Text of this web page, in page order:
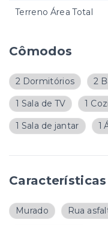
Cômodos
2 Dormitórios 2
1 Sala de TV 1
1 Sala de jantar 1
Características
Murado Rua
Terreno Área Total